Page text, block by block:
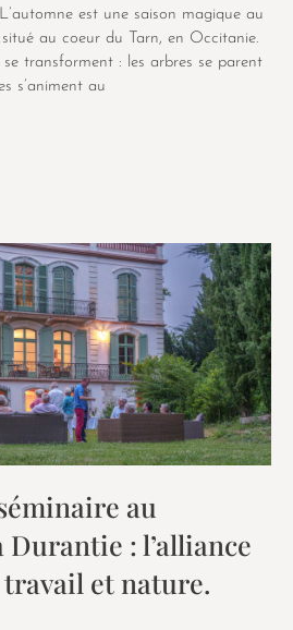
est une saison magique au
au coeur du Tarn, en Occitanie.
transforment : les arbres se parent
s’animent au
au
Durantie : l’alliance
et nature.